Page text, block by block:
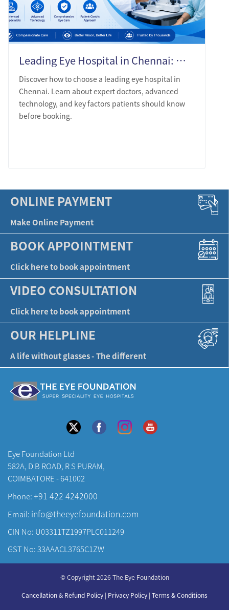
Leading Eye Hospital in Chennai: What Patients Should Know Before Choosing
Discover how to choose a leading eye hospital in
Chennai. Learn about expert doctors, advanced
technology, and key factors patients should know
before booking.
ONLINE PAYMENT
Make Online Payment
BOOK APPOINTMENT
Click here to book appointment
VIDEO CONSULTATION
Click here to book appointment
OUR HELPLINE
A life without glasses - The different
Eye Foundation Ltd
582A, D B ROAD, R S PURAM,
COIMBATORE - 641002
Phone:+91 422 4242000
Email: info@theeyefoundation.com
CIN No: U03311TZ1997PLC011249
GST No: 33AAACL3765C1ZW
About Us
Our Doctors
© Copyright 2026 The Eye Foundation
Cancellation & Refund Policy | Privacy Policy | Terms & Conditions